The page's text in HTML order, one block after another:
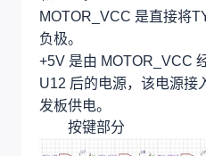
MOTOR_VCC 是直接将
负极。
+5V 是由 MOTOR_VCC
U12 后的电源，该电源接
发板供电。
按键部分